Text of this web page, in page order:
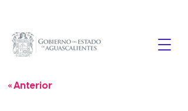
« Anterior